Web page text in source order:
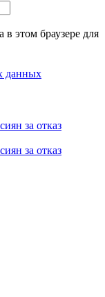
этом браузере для
данных